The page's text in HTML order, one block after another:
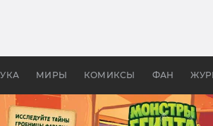
МИРЫ КОМИКСЫ ФАН
в России —
бы